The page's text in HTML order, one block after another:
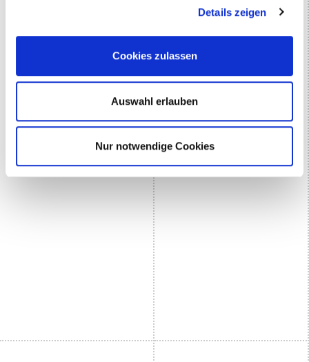
Details zeigen
Cookies zulassen
Auswahl erlauben
Nur notwendige Cookies